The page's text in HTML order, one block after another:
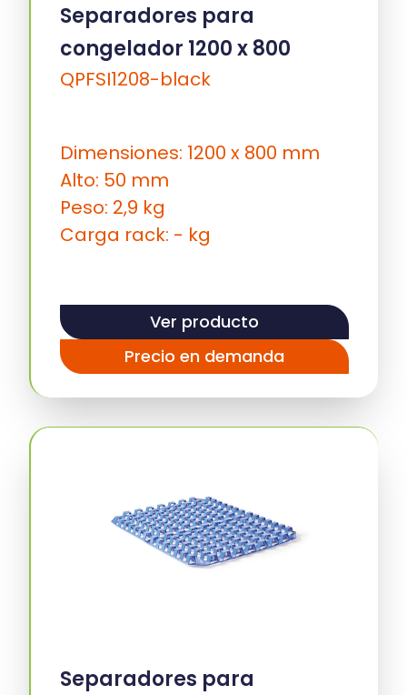
Separadores para
congelador 1200 x 800
QPFSI1208-black
Dimensiones: 1200 x 800 mm
Alto: 50 mm
Peso: 2,9 kg
Carga rack: - kg
Ver producto
Precio en demanda
Separadores para